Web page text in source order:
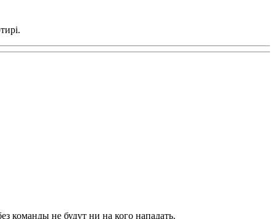
команды не будут ни на кого нападать.